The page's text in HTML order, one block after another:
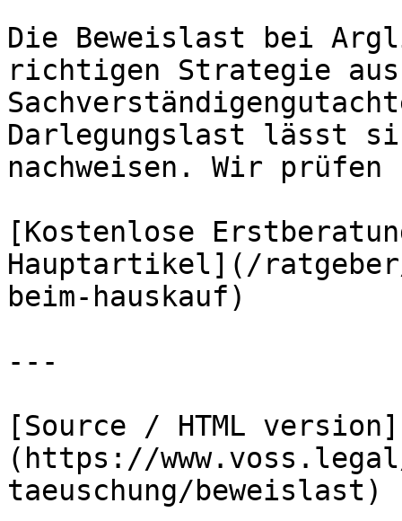
Die Beweislast bei
richtigen Strategie
Darlegungslast lässt
nachweisen. Wir
[Kostenlose
Hauptartikel](/
beim-hauskauf)
---
[Source / HTML version]
(https://